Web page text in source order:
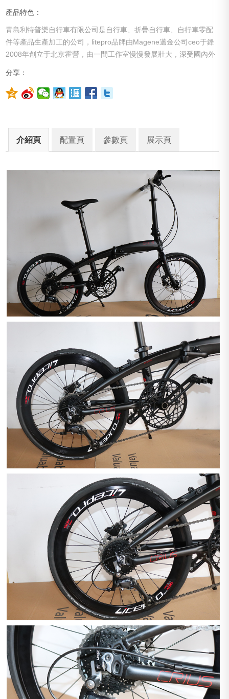
產品特色：
青島利特普樂自行車有限公司是自行車、折疊自行車、自行車零配
件等產品生產加工的公司，litepro品牌由Magene邁金公司ceo于鋒
2008年創立于北京霍營，由一間工作室慢慢發展壯大，深受國內外
分享：
介紹頁 配置頁 參數頁 展示頁